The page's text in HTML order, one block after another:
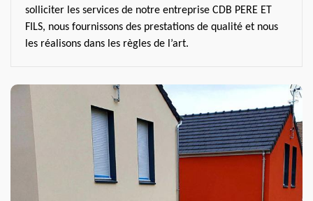
solliciter les services de notre entreprise CDB PERE ET
FILS, nous fournissons des prestations de qualité et nous
les réalisons dans les règles de l’art.